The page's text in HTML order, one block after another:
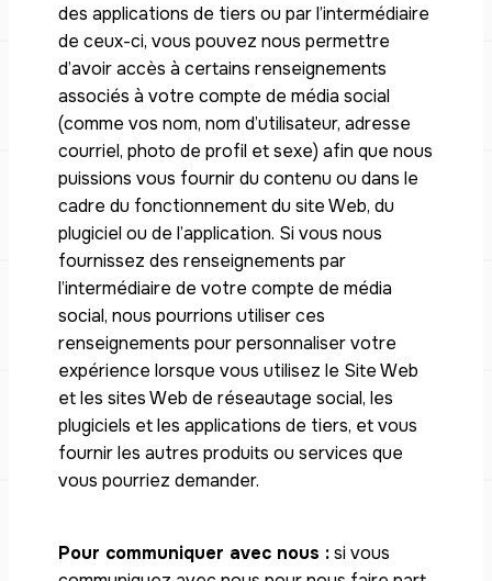
des applications de tiers ou par l’intermédiaire
de ceux-ci, vous pouvez nous permettre
d’avoir accès à certains renseignements
associés à votre compte de média social
(comme vos nom, nom d’utilisateur, adresse
courriel, photo de profil et sexe) afin que nous
puissions vous fournir du contenu ou dans le
cadre du fonctionnement du site Web, du
plugiciel ou de l’application. Si vous nous
fournissez des renseignements par
l’intermédiaire de votre compte de média
social, nous pourrions utiliser ces
renseignements pour personnaliser votre
expérience lorsque vous utilisez le Site Web
et les sites Web de réseautage social, les
plugiciels et les applications de tiers, et vous
fournir les autres produits ou services que
vous pourriez demander.
Pour communiquer avec nous :si vous